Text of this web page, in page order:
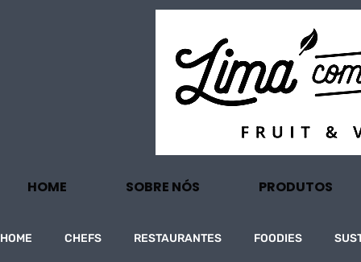
HOME SOBRE NÓS PRODUTOS
HOME CHEFS RESTAURANTES FOODIES